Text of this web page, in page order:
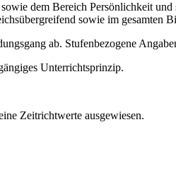
dem Bereich Persönlichkeit
sowie im gesamten
ab. Stufenbezogene
Unterrichtsprinzip.
Zeitrichtwerte ausgewiesen.